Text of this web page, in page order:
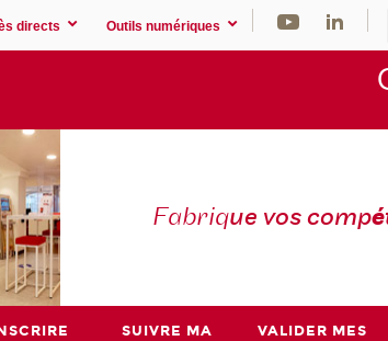
directs Outils numériques
Fabrique vos comp
SUIVRE MA
VALIDER MES